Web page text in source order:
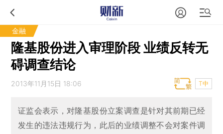
金融
隆基股份进入审理阶段 业绩反转无
碍调查结论
2013年11月15日 18:06 T中
证监会表示，对隆基股份立案调查是针对其前期已经
发生的违法违规行为，此后的业绩调整不会对案件调